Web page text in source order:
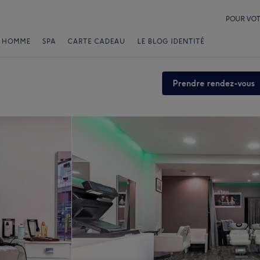
POUR
HOMME SPA CARTE CADEAU LE BLOG IDENTITÉ
Prendre rendez-vous